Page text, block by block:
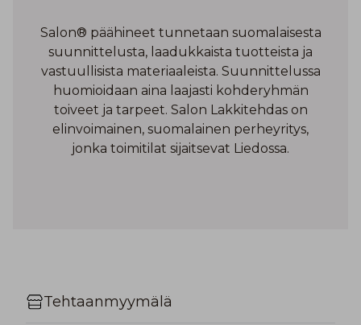
Salon® päähineet tunnetaan suomalaisesta
suunnittelusta, laadukkaista tuotteista ja
vastuullisista materiaaleista. Suunnittelussa
huomioidaan aina laajasti kohderyhmän
toiveet ja tarpeet. Salon Lakkitehdas on
elinvoimainen, suomalainen perheyritys,
jonka toimitilat sijaitsevat Liedossa.
Tehtaanmyymälä